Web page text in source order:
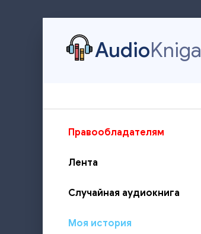
AudioKniga
Правообладателям
Лента
Случайная аудиокнига
Моя история